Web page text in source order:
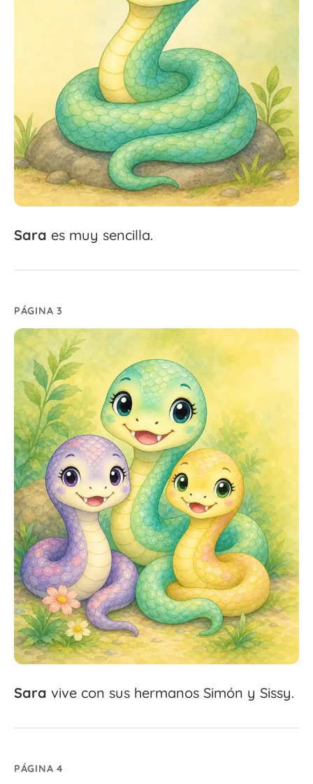
Sara es muy sencilla.
PÁGINA 3
Sara vive con sus hermanos Simón y Sissy.
PÁGINA 4